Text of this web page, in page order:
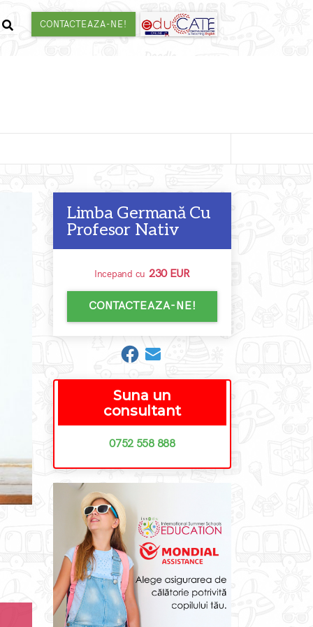
CONTACTEAZA-NE!
Limba Germană Cu
Profesor Nativ
Incepand cu 230 EUR
CONTACTEAZA-NE!
Suna un
consultant
0752 558 888